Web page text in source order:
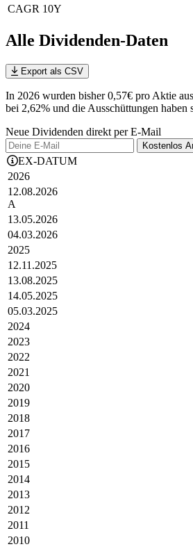
CAGR 10Y
Alle Dividenden-Daten
Export als CSV
In 2026 wurden bisher 0,57€ pro Aktie
bei 2,62% und die Ausschüttungen haben
Neue Dividenden direkt per E-Mail
Kostenlos
EX-DATUM
2026
12.08.2026
A
13.05.2026
04.03.2026
2025
12.11.2025
13.08.2025
14.05.2025
05.03.2025
2024
2023
2022
2021
2020
2019
2018
2017
2016
2015
2014
2013
2012
2011
2010